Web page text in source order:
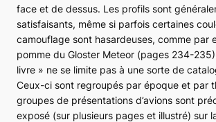
face et de dessus. Les profils sont
satisfaisants, même si parfois certaines
camouflage sont hasardeuses, comme par
pomme du Gloster Meteor (pages 234-
livre » ne se limite pas à une sorte de
Ceux-ci sont regroupés par époque et par
groupes de présentations d’avions sont
exposé (sur plusieurs pages et illustré) sur